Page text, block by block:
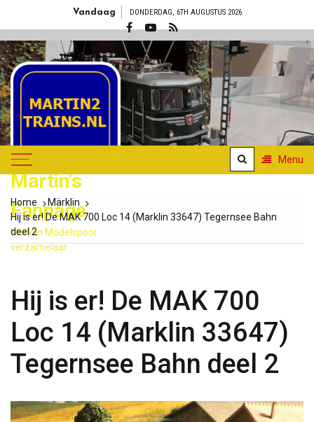
Vandaag DONDERDAG, 6TH AUGUSTUS 2026
Martin's
Fanpage
Märklin Modelspoor
verzamelaar
Menu
Home
Märklin
Hij is er! De MAK 700 Loc 14 (Marklin 33647) Tegernsee Bahn
deel 2
Hij is er! De MAK 700
Loc 14 (Marklin 33647)
Tegernsee Bahn deel 2